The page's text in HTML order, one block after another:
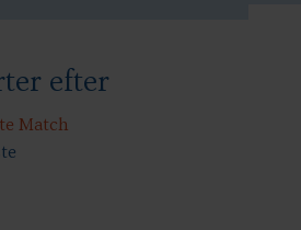
efter
Match